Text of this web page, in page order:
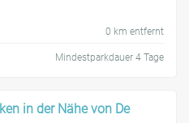
0 km entfernt
Mindestparkdauer 4 Tage
in der Nähe von De